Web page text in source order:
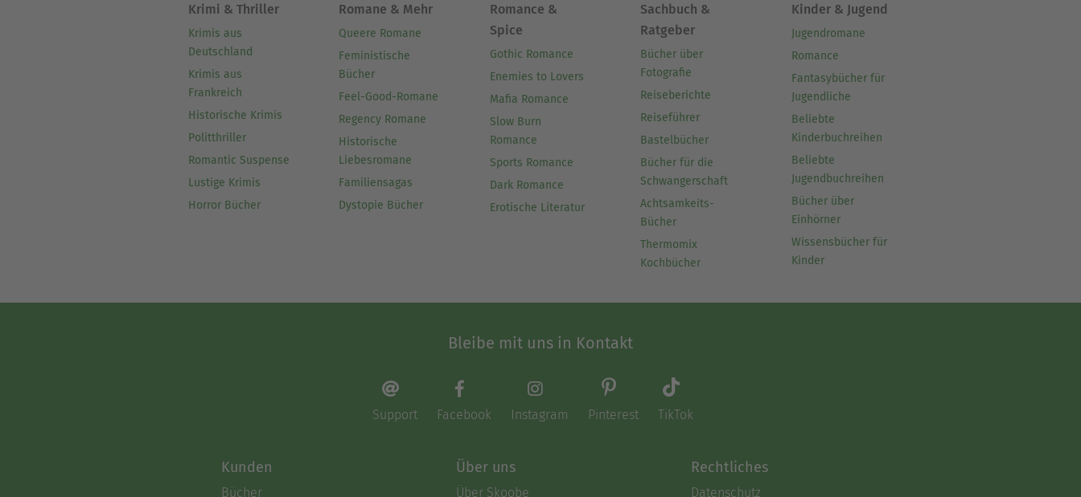
Krimi & Thriller
Krimis aus
Deutschland
Krimis aus
Frankreich
Historische Krimis
Politthriller
Romantic Suspense
Lustige Krimis
Horror Bücher
Romane & Mehr
Queere Romane
Feministische
Bücher
Feel-Good-Romane
Regency Romane
Historische
Liebesromane
Familiensagas
Dystopie Bücher
Romance &
Spice
Gothic Romance
Enemies to Lovers
Mafia Romance
Slow Burn
Romance
Sports Romance
Dark Romance
Erotische Literatur
Sachbuch &
Ratgeber
Bücher über
Fotografie
Reiseberichte
Reiseführer
Bastelbücher
Bücher für die
Schwangerschaft
Achtsamkeits-
Bücher
Thermomix
Kochbücher
Kinder & Jugend
Jugendromane
Romance
Fantasybücher für
Jugendliche
Beliebte
Kinderbuchreihen
Beliebte
Jugendbuchreihen
Bücher über
Einhörner
Wissensbücher für
Kinder
Bleibe mit uns in Kontakt
Support Facebook Instagram Pinterest TikTok
Kunden
Bücher
Über uns
Über Skoobe
Rechtliches
Datenschutz